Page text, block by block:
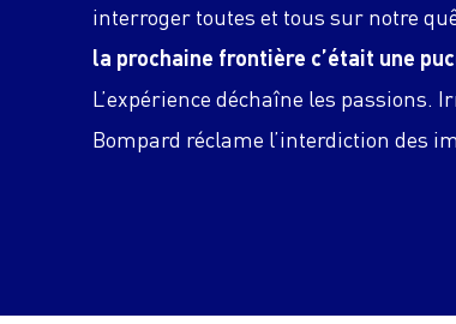
interroger toutes et tous sur notre
la prochaine frontière c’était une
L’expérience déchaîne les passions.
Bompard réclame l’interdiction des